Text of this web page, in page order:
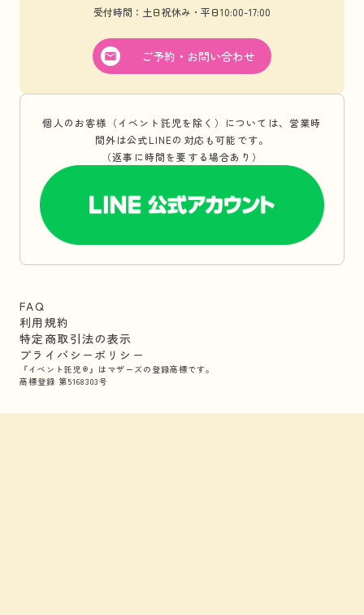
受付時間：土日祝休み・平日10:00-17:00
ご予約・お問い合わせ
個人のお客様（イベント託児を除く）については、営業時
間外は公式LINEの対応も可能です。
（返事に時間を要する場合あり）
FAQ
利用規約
特定商取引法の表示
プライバシーポリシー
『イベント託児®』はマザーズの登録商標です。
商標登録 第5168303号